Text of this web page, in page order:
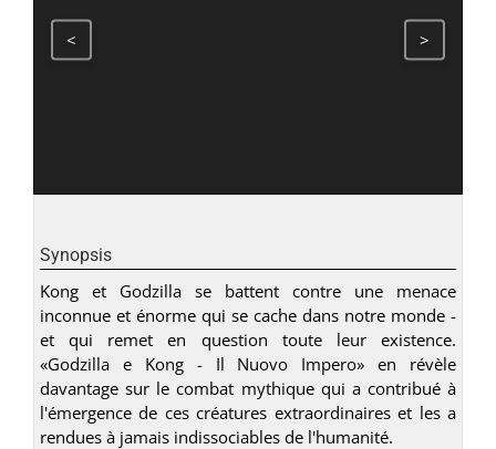
< >
Synopsis
Kong et Godzilla se battent contre une menace
inconnue et énorme qui se cache dans notre monde -
et qui remet en question toute leur existence.
«Godzilla e Kong - Il Nuovo Impero» en révèle
davantage sur le combat mythique qui a contribué à
l'émergence de ces créatures extraordinaires et les a
rendues à jamais indissociables de l'humanité.